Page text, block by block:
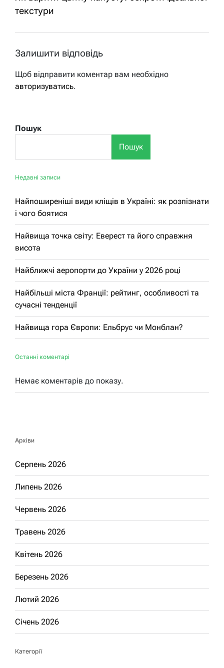
текстури
Залишити відповідь
Щоб відправити коментар вам необхідно
авторизуватись.
Пошук
Пошук
Недавні записи
Найпоширеніші види кліщів в Україні: як розпізнати
і чого боятися
Найвища точка світу: Еверест та його справжня
висота
Найближчі аеропорти до України у 2026 році
Найбільші міста Франції: рейтинг, особливості та
сучасні тенденції
Найвища гора Європи: Ельбрус чи Монблан?
Останні коментарі
Немає коментарів до показу.
Архіви
Серпень 2026
Липень 2026
Червень 2026
Травень 2026
Квітень 2026
Березень 2026
Лютий 2026
Січень 2026
Категорії